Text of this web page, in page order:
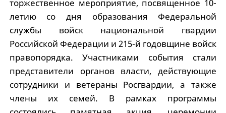
торжественное мероприятие, посвященное 10-
летию со дня образования Федеральной
службы войск национальной гвардии
Российской Федерации и 215-й годовщине войск
правопорядка. Участниками события стали
представители органов власти, действующие
сотрудники и ветераны Росгвардии, а также
члены их семей. В рамках программы